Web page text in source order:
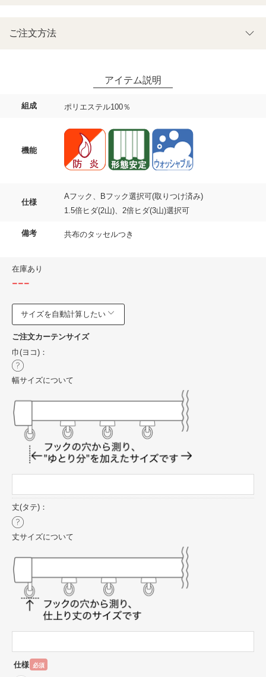
組成 ポリエステル100％
機能
仕様
Aフック、Bフック選択可(取りつけ済み)
1.5倍ヒダ(2山)、2倍ヒダ(3山)選択可
備考 共布のタッセルつき
在庫あり
---
サイズを自動計算したい
ご注文カーテンサイズ
巾(ヨコ)：
幅サイズについて
丈(タテ)：
丈サイズについて
仕様 必須
ご注文方法